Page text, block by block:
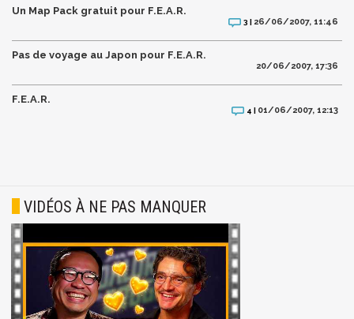
Un Map Pack gratuit pour F.E.A.R.
3 | 26/06/2007, 11:46
Pas de voyage au Japon pour F.E.A.R.
20/06/2007, 17:36
F.E.A.R.
4 | 01/06/2007, 12:13
VIDÉOS À NE PAS MANQUER